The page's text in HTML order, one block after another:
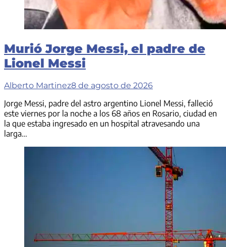
Murió Jorge Messi, el padre de
Lionel Messi
Alberto Martinez8 de agosto de 2026
Jorge Messi, padre del astro argentino Lionel Messi, falleció
este viernes por la noche a los 68 años en Rosario, ciudad en
la que estaba ingresado en un hospital atravesando una
larga…